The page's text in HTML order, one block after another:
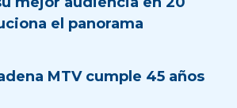
el panorama
MTV cumple 45 años